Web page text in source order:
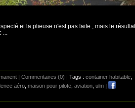
et la plieuse n'est pas faite , mais le résultat
| Commentaires (0) | Tags : container habitable
aéro maison pour pilote aviation ulm |